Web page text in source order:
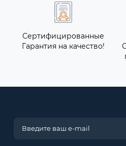
Сертифицированные
Гарантия на качество!